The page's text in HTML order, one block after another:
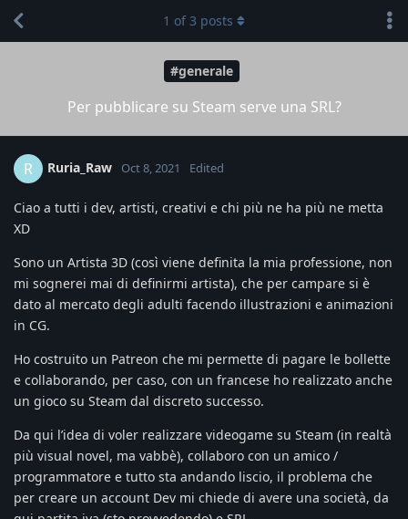
#generale
Per pubblicare su Steam serve una SRL?
1 of3 posts
R Ruria_Raw Oct 8, 2021 Edited
Ciao a tutti i dev, artisti, creativi e chi più ne ha più ne metta
XD
Sono un Artista 3D (così viene definita la mia professione, non
mi sognerei mai di definirmi artista), che per campare si è
dato al mercato degli adulti facendo illustrazioni e animazioni
in CG.
Ho costruito un Patreon che mi permette di pagare le bollette
e collaborando, per caso, con un francese ho realizzato anche
un gioco su Steam dal discreto successo.
Da qui l’idea di voler realizzare videogame su Steam (in realtà
più visual novel, ma vabbè), collaboro con un amico /
programmatore e tutto sta andando liscio, il problema che
per creare un account Dev mi chiede di avere una società, da